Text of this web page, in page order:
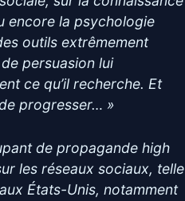
encore la psychologie
outils extrêmement
persuasion lui
ce qu’il recherche. Et
progresser… »
de propagande high
les réseaux sociaux, telle
États-Unis, notamment